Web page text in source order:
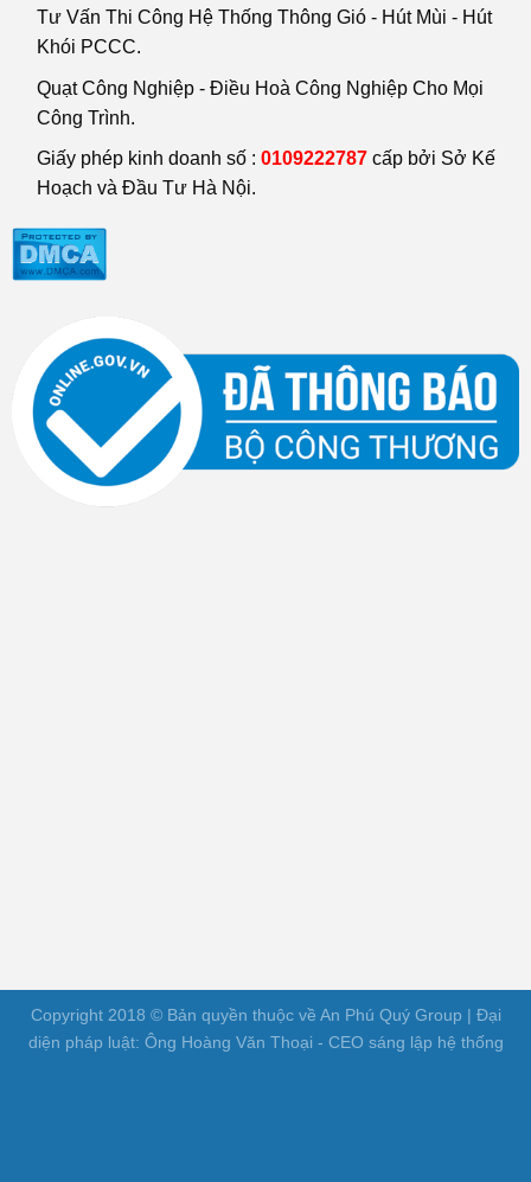
Tư Vấn Thi Công Hệ Thống Thông Gió - Hút Mùi - Hút
Khói PCCC.
Quạt Công Nghiệp - Điều Hoà Công Nghiệp Cho Mọi
Công Trình.
Giấy phép kinh doanh số : 0109222787 cấp bởi Sở Kế
Hoạch và Đầu Tư Hà Nội.
Copyright 2018 © Bản quyền thuộc về An Phú Quý Group | Đại
diện pháp luật: Ông Hoàng Văn Thoại - CEO sáng lập hệ thống